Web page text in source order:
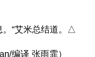
。”艾米总结道。△